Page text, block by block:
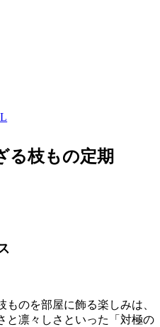
る枝もの定期
ものを部屋に飾る楽しみは、
と凛々しさといった「対極の